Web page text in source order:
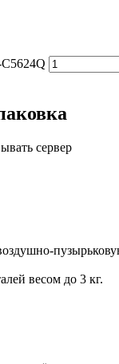
сервер
весом до 3 кг.